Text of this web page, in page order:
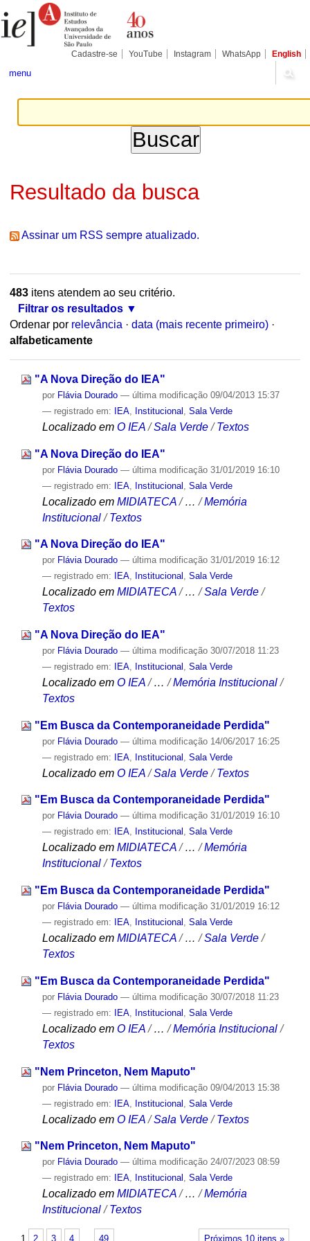
para
conteúdo.
Pessoais
Cadastre-se YouTube Instagram WhatsApp English
menu
Resultado da busca
Assinar um RSS sempre atualizado.
483itens atendem ao seu critério.
Filtrar os resultados
Ordenar por relevância · data (mais recente primeiro) ·
alfabeticamente
"A Nova Direção do IEA"
por Flávia Dourado — última modificação09/04/2013 15:37
— registrado em:
IEA, Institucional Sala Verde
Localizado em O IEA /Sala Verde /Textos
"A Nova Direção do IEA"
por Flávia Dourado — última modificação31/01/2019 16:10
— registrado em: IEA, Institucional Sala Verde
Localizado em MIDIATECA /…/Memória
Institucional /Textos
"A Nova Direção do IEA"
por Flávia Dourado — última modificação31/01/2019 16:12
— registrado em:
IEA, Institucional , Sala Verde
Localizado em MIDIATECA /…/Sala Verde /
Textos
"A Nova Direção do IEA"
por Flávia Dourado — última modificação30/07/2018 11:23
— registrado em:
IEA, Institucional , Sala Verde
Localizado em O IEA /…/Memória Institucional /
Textos
"Em Busca da Contemporaneidade Perdida"
por Flávia Dourado — última modificação14/06/2017 16:25
— registrado em: IEA, Institucional Sala Verde
Localizado em O IEA /Sala Verde /Textos
"Em Busca da Contemporaneidade Perdida"
por Flávia Dourado — última modificação31/01/2019 16:10
— registrado em:
IEA, Institucional , Sala Verde
Localizado em MIDIATECA / …/Memória
Institucional / Textos
"Em Busca da Contemporaneidade Perdida"
por Flávia Dourado — última modificação31/01/2019 16:12
— registrado em:
IEA, Institucional , Sala Verde
Localizado em MIDIATECA /…/Sala Verde /
Textos
"Em Busca da Contemporaneidade Perdida"
por Flávia Dourado — última modificação30/07/2018 11:23
— registrado em:
IEA, Institucional Sala Verde
Localizado em O IEA /…/Memória Institucional /
Textos
"Nem Princeton, Nem Maputo"
por Flávia Dourado — última modificação09/04/2013 15:38
— registrado em: IEA, Institucional Sala Verde
Localizado em O IEA /Sala Verde /Textos
"Nem Princeton, Nem Maputo"
por Flávia Dourado — última modificação24/07/2023 08:59
— registrado em:
IEA, Institucional , Sala Verde
Localizado em MIDIATECA /…/Memória
Institucional /Textos